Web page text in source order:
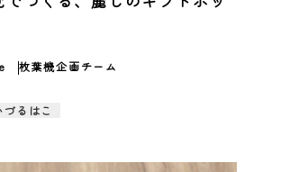
枚葉機企画チーム
るはこ